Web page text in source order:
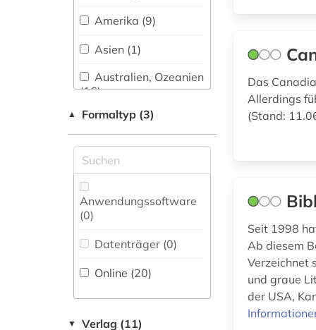
eu-richtlinien (1)
medizin (1)
fallsammlung (1)
fid darstellende
kunst (1)
flüchtling (1)
frankokanadisch (2)
französisch (3)
französisches
sprachgebiet (1)
Amerika (9)
Asien (1)
Australien, Ozeanien
(16)
Belgien (1)
China (1)
Deutschland (4)
Europa (10)
Irland (5)
▲ Formaltyp (3)
Anwendungssoftware
(0)
Datenträger (0)
Online (20)
▼ Verlag (11)
Das
Allerdings
(Stand:
Seit 1998
Ab diesem
Verzeichnet
und graue
der USA,